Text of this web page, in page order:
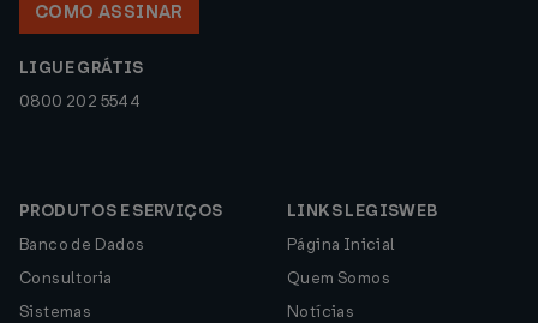
COMO ASSINAR
LIGUE GRÁTIS
0800 202 5544
PRODUTOS E SERVIÇOS
Banco de Dados
Consultoria
Sistemas
LINKS LEGISWEB
Página Inicial
Quem Somos
Notícias